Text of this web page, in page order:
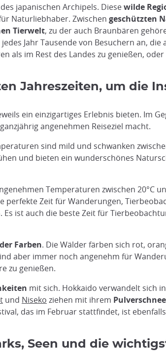
des japanischen Archipels. Diesewilde
Naturliebhaber. Zwischen geschützten
Tierwelt, zu der auch Braunbären
Jahr Tausende von Besuchern an, die
als im Rest des Landes zu genießen,
Jahreszeiten, um die
ein einzigartiges Erlebnis bieten. Im
angenehmen Reiseziel macht.
sind mild und schwanken
und bieten ein wunderschönes
Temperaturen zwischen 20°C
perfekte Zeit für Wanderungen,
ist auch die beste Zeit für
Farben. Die Wälder färben sich rot,
aber immer noch angenehm für
zu genießen.
mit sich. Hokkaido verwandelt sich
und Niseko ziehen mit ihrem
das im Februar stattfindet, ist
Seen und die